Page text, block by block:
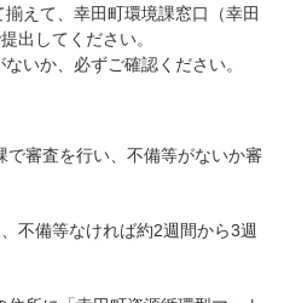
えて、幸田町環境課窓口（幸田
出してください。
いか、必ずご確認ください。
審査を行い、不備等がないか審
備等なければ約2週間から3週